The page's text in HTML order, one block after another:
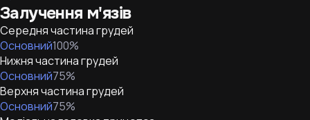
Залучення м'язів
Середня частина грудей
Основний100%
Нижня частина грудей
Основний75%
Верхня частина грудей
Основний75%